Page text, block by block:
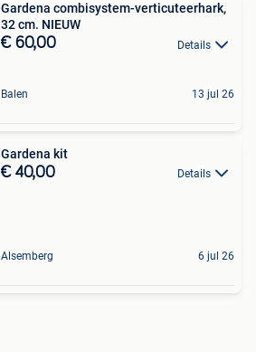
Gardena combisystem-verticuteerhark,
32 cm. NIEUW
€ 60,00 Details
Balen 13 jul 26
Gardena kit
€ 40,00 Details
Alsemberg 6 jul 26